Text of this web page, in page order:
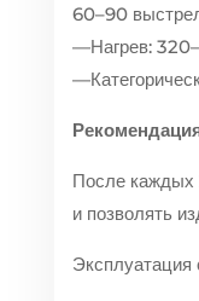
60–90
—Нагрев:
После каждых
и позволять
Эксплуатация